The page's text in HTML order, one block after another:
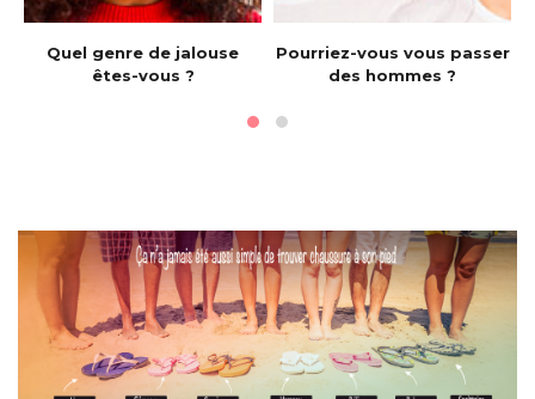
Quel genre de jalouse
êtes-vous ?
Pourriez-vous vous passer
des hommes ?